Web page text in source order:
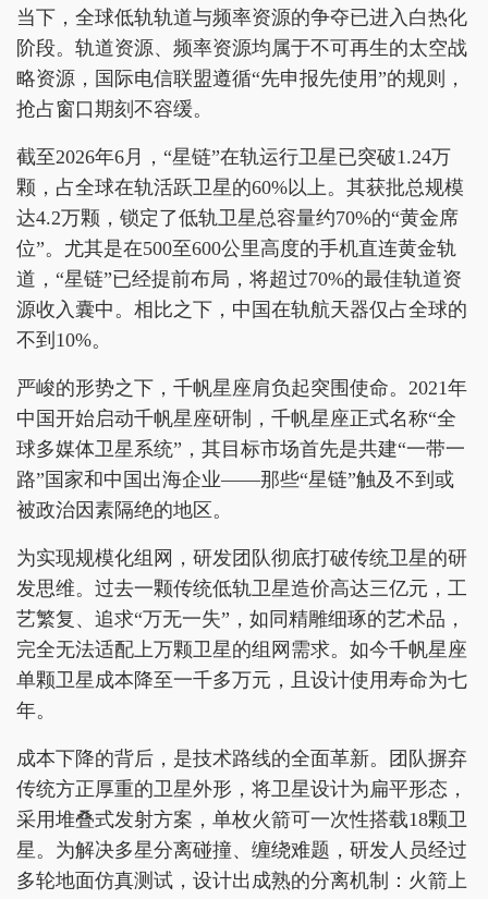
当下，全球低轨轨道与频率资源的争夺已进入白热化
阶段。轨道资源、频率资源均属于不可再生的太空战
略资源，国际电信联盟遵循“先申报先使用”的规则，
抢占窗口期刻不容缓。
截至2026年6月，“星链”在轨运行卫星已突破1.24万
颗，占全球在轨活跃卫星的60%以上。其获批总规模
达4.2万颗，锁定了低轨卫星总容量约70%的“黄金席
位”。尤其是在500至600公里高度的手机直连黄金轨
道，“星链”已经提前布局，将超过70%的最佳轨道资
源收入囊中。相比之下，中国在轨航天器仅占全球的
不到10%。
严峻的形势之下，千帆星座肩负起突围使命。2021年
中国开始启动千帆星座研制，千帆星座正式名称“全
球多媒体卫星系统”，其目标市场首先是共建“一带一
路”国家和中国出海企业——那些“星链”触及不到或
被政治因素隔绝的地区。
为实现规模化组网，研发团队彻底打破传统卫星的研
发思维。过去一颗传统低轨卫星造价高达三亿元，工
艺繁复、追求“万无一失”，如同精雕细琢的艺术品，
完全无法适配上万颗卫星的组网需求。如今千帆星座
单颗卫星成本降至一千多万元，且设计使用寿命为七
年。
成本下降的背后，是技术路线的全面革新。团队摒弃
传统方正厚重的卫星外形，将卫星设计为扁平形态，
采用堆叠式发射方案，单枚火箭可一次性搭载18颗卫
星。为解决多星分离碰撞、缠绕难题，研发人员经过
多轮地面仿真测试，设计出成熟的分离机制：火箭上